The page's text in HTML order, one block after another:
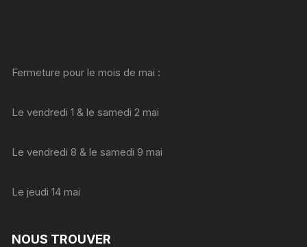
Fermeture pour le mois de mai :
Le vendredi 1 & le samedi 2 mai
Le vendredi 8 & le samedi 9 mai
Le jeudi 14 mai
NOUS TROUVER